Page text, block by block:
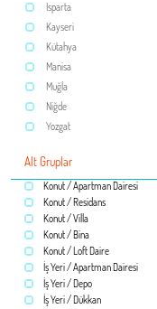
Isparta
Kayseri
Kütahya
Manisa
Muğla
Niğde
Yozgat
Alt Gruplar
Konut / Apartman Dairesi
Konut / Residans
Konut / Villa
Konut / Bina
Konut / Loft Daire
İş Yeri / Apartman Dairesi
İş Yeri / Depo
İş Yeri / Dükkan